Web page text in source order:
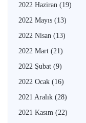
2022 Haziran (19)
2022 Mayıs (13)
2022 Nisan (13)
2022 Mart (21)
2022 Şubat (9)
2022 Ocak (16)
2021 Aralık (28)
2021 Kasım (22)